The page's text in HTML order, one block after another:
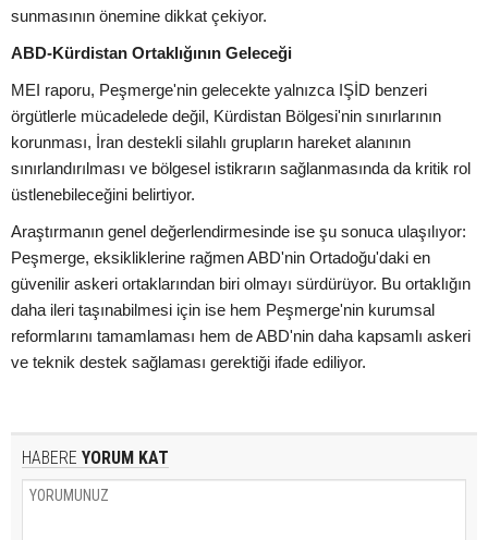
sunmasının önemine dikkat çekiyor.
ABD-Kürdistan Ortaklığının Geleceği
MEI raporu, Peşmerge'nin gelecekte yalnızca IŞİD benzeri
örgütlerle mücadelede değil, Kürdistan Bölgesi'nin sınırlarının
korunması, İran destekli silahlı grupların hareket alanının
sınırlandırılması ve bölgesel istikrarın sağlanmasında da kritik rol
üstlenebileceğini belirtiyor.
Araştırmanın genel değerlendirmesinde ise şu sonuca ulaşılıyor:
Peşmerge, eksikliklerine rağmen ABD'nin Ortadoğu'daki en
güvenilir askeri ortaklarından biri olmayı sürdürüyor. Bu ortaklığın
daha ileri taşınabilmesi için ise hem Peşmerge'nin kurumsal
reformlarını tamamlaması hem de ABD'nin daha kapsamlı askeri
ve teknik destek sağlaması gerektiği ifade ediliyor.
HABERE YORUM KAT